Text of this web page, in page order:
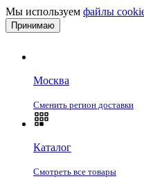
Мы используем файлы
Принимаю
Москва
Сменить регион доставки
Каталог
Смотреть все товары